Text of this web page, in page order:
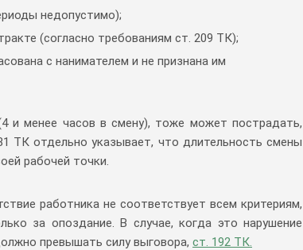
недопустимо);
(согласно требованиям ст. 209 ТК);
с нанимателем и не признана им
и менее часов в смену), тоже может пострадать,
ТК отдельно указывает, что длительность смены
рабочей точки.
работника не соответствует всем критериям,
за опоздание. В случае, когда это нарушение
превышать силу выговора, ст. 192 ТК.